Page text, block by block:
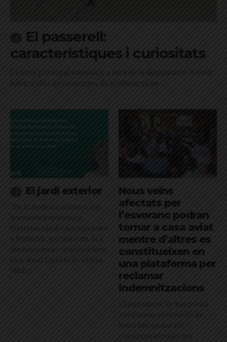
El passerell:
característiques i curiositats
La seva principal amenaça, a més de la desaparició del seu
hàbitat i l'ús de pesticides, és el silvestrisme
El jardí exterior
"De la mateixa manera que
necessito harmonia a
l’interior, també en necessito
a l’exterior, perquè com és a
dins és a fora i com és a fora
és a dins": l'article de Glòria
Vilalta
Nous veïns
afectats per
l’esvoranc podran
tornar a casa aviat
mentre d’altres es
constitueixen en
una plataforma per
reclamar
indemnitzacions
L’Ajuntament de Barcelona
aprova una proposició de
Junts per ajudar els
comerços afectats per